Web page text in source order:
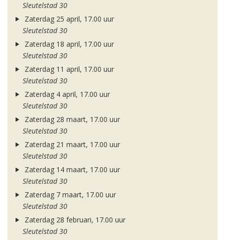
Sleutelstad 30
Zaterdag 25 april, 17.00 uur
Sleutelstad 30
Zaterdag 18 april, 17.00 uur
Sleutelstad 30
Zaterdag 11 april, 17.00 uur
Sleutelstad 30
Zaterdag 4 april, 17.00 uur
Sleutelstad 30
Zaterdag 28 maart, 17.00 uur
Sleutelstad 30
Zaterdag 21 maart, 17.00 uur
Sleutelstad 30
Zaterdag 14 maart, 17.00 uur
Sleutelstad 30
Zaterdag 7 maart, 17.00 uur
Sleutelstad 30
Zaterdag 28 februari, 17.00 uur
Sleutelstad 30